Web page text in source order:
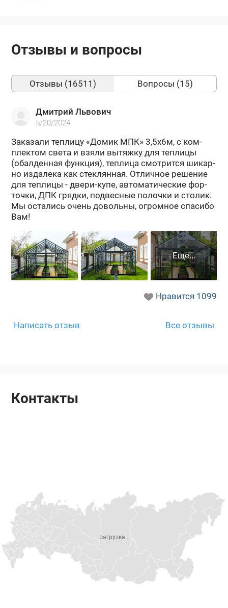
Отзывы и вопросы
Отзывы (16511) Вопросы (15)
Дмитрий Львович
5/20/2024
За­ка­за­ли теп­ли­цу «Домик МПК» 3,5х6м, с ком­
плек­том света и взяли вы­тяж­ку для теп­ли­цы
(обал­ден­ная функ­ция), теп­ли­ца смот­рит­ся ши­кар­
но из­да­ле­ка как стек­лян­ная. От­лич­ное ре­ше­ние
для теп­ли­цы - двери-​купе, ав­то­ма­ти­че­ские фор­
точ­ки, ДПК гряд­ки, под­вес­ные по­лоч­ки и сто­лик.
Мы оста­лись очень до­воль­ны, огром­ное спа­си­бо
Вам!
Нравится 1099
Написать отзыв Все отзывы
Контакты
загрузка...